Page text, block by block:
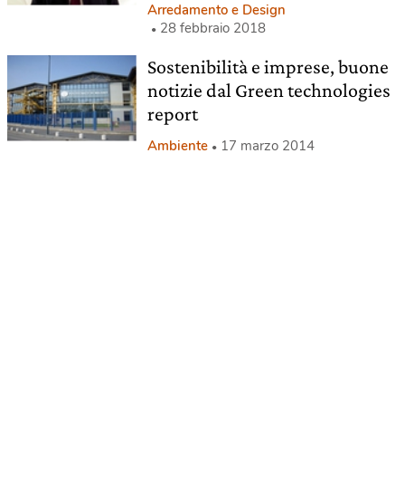
Arredamento e Design
28 febbraio 2018
Sostenibilità e imprese, buone
notizie dal Green technologies
report
Ambiente 17 marzo 2014